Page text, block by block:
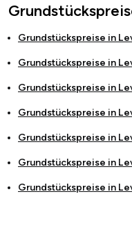
Grundstückspreise in
Grundstückspreise in
Grundstückspreise in
Grundstückspreise in
Grundstückspreise in
Grundstückspreise in
Grundstückspreise in